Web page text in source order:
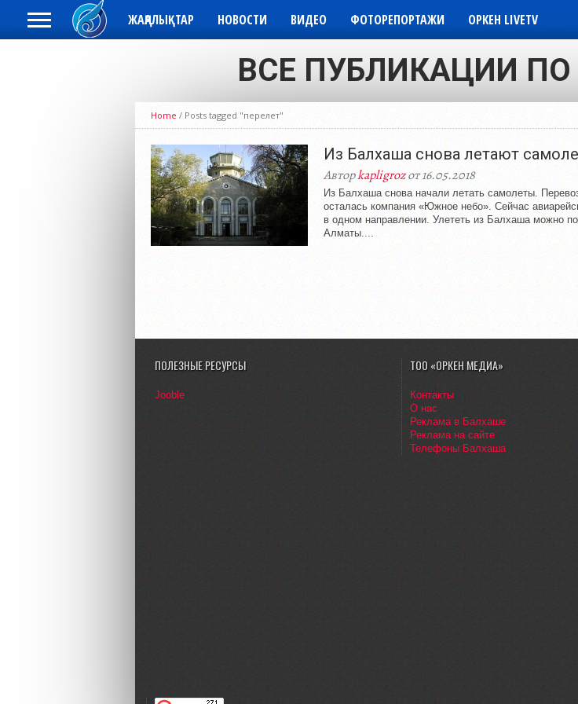
ЖАҢАЛЫҚТАР НОВОСТИ ВИДЕО ФОТОРЕПОРТАЖИ ОРКЕН LIVETV
ВСЕ ПУБЛИКАЦИИ ПО
Home / Posts tagged "перелет"
Из Балхаша снова летают
Авторkapligrozот 16.05.2018
Из Балхаша снова начали летать самолеты.
осталась компания «Южное небо». Сейчас
в одном направлении. Улететь из Балхаша можно
Алматы....
ПОЛЕЗНЫЕ РЕСУРСЫ
Jooble
ТОО «ОРКЕН МЕДИА»
Контакты
О нас
Реклама в Балхаше
Реклама на сайте
Телефоны Балхаша